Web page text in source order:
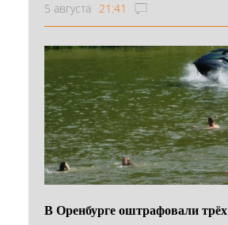
5 августа 21:41
В Оренбурге оштрафовали трёх